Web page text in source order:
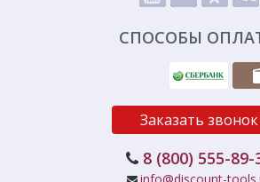
СПОСОБЫ
Заказать звонок
8 (800) 555-89-